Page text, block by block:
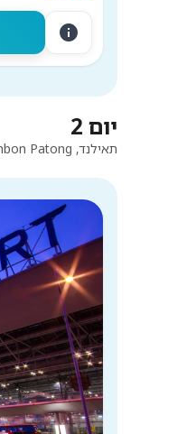
info
יום 2
תאילנד, Tambon Patong